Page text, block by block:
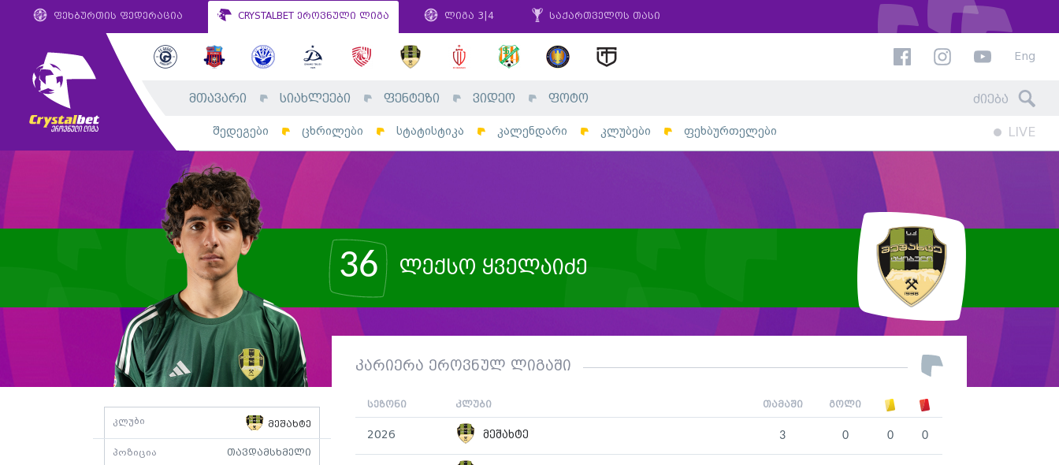
ფეხბურთის ფედერაცია CRYSTALBET ეროვნული ლიგა ლიგა 3|4 საქართველოს თასი
Eng
მთავარი სიახლეები ფენტეზი ვიდეო ფოტო
შედეგები ცხრილები სტატისტიკა კალენდარი კლუბები ფეხბურთელები LIVE
36 ლექსო ყველაიძე
კლუბი მეშახტე
პოზიცია თავდამსხმელი
კარიერა ეროვნულ ლიგაში
სეზონი კლუბი თამაში გოლი
2026 მეშახტე 3 0 0 0